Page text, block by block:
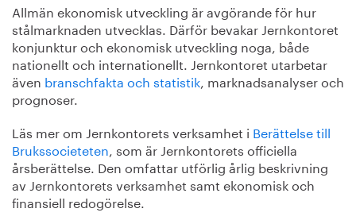
Allmän ekonomisk utveckling är avgörande för hur
stålmarknaden utvecklas. Därför bevakar Jernkontoret
konjunktur och ekonomisk utveckling noga, både
nationellt och internationellt. Jernkontoret utarbetar
även branschfakta och statistik, marknadsanalyser och
prognoser.
Läs mer om Jernkontorets verksamhet i Berättelse till
Brukssocieteten, som är Jernkontorets officiella
årsberättelse. Den omfattar utförlig årlig beskrivning
av Jernkontorets verksamhet samt ekonomisk och
finansiell redogörelse.